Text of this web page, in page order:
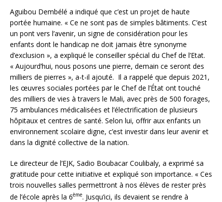
Aguibou Dembélé a indiqué que c’est un projet de haute
portée humaine. « Ce ne sont pas de simples bâtiments. C’est
un pont vers l’avenir, un signe de considération pour les
enfants dont le handicap ne doit jamais être synonyme
d’exclusion », a expliqué le conseiller spécial du Chef de l’Etat.
« Aujourd’hui, nous posons une pierre, demain ce seront des
milliers de pierres », a-t-il ajouté. Il a rappelé que depuis 2021,
les œuvres sociales portées par le Chef de l’État ont touché
des milliers de vies à travers le Mali, avec près de 500 forages,
75 ambulances médicalisées et l’électrification de plusieurs
hôpitaux et centres de santé. Selon lui, offrir aux enfants un
environnement scolaire digne, c’est investir dans leur avenir et
dans la dignité collective de la nation.
Le directeur de l’EJK, Sadio Boubacar Coulibaly, a exprimé sa
gratitude pour cette initiative et expliqué son importance. « Ces
trois nouvelles salles permettront à nos élèves de rester près
de l’école après la 6ème. Jusqu’ici, ils devaient se rendre à